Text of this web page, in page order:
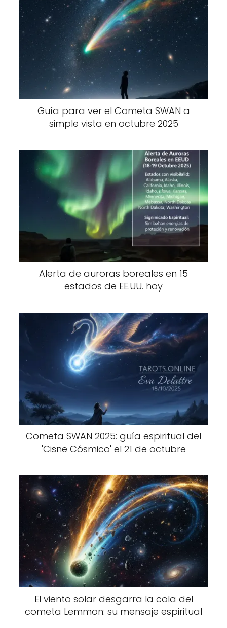
Guía para ver el Cometa SWAN a
simple vista en octubre 2025
Alerta de auroras boreales en 15
estados de EE.UU. hoy
Cometa SWAN 2025: guía espiritual del
'Cisne Cósmico' el 21 de octubre
El viento solar desgarra la cola del
cometa Lemmon: su mensaje espiritual